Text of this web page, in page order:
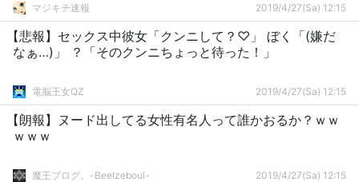
マジキチ速報 2019/4/27(Sa) 12:15
【悲報】セックス中彼女「クンニして？♡」 ぼく「(嫌だ
なぁ…)」 ？「そのクンニちょっと待った！」
電脳王女QZ 2019/4/27(Sa) 12:15
【朗報】ヌード出してる女性有名人って誰かおるか？ｗｗ
ｗｗｗ
魔王ブログ。-Beelzeboul- 2019/4/27(Sa) 12:15